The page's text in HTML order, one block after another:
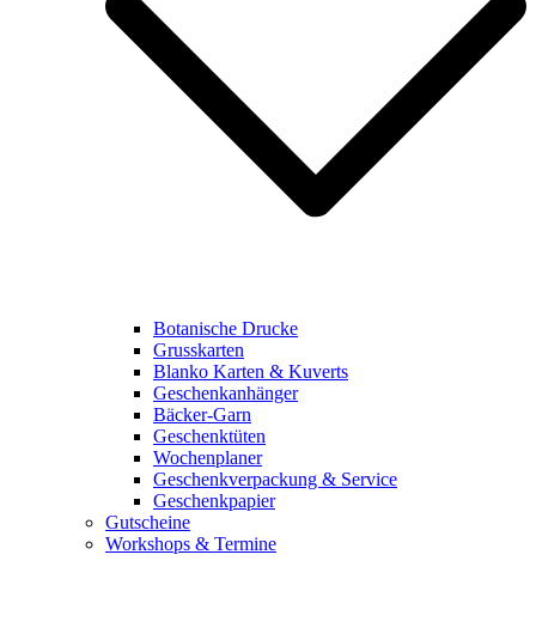
Botanische Drucke
Grusskarten
Blanko Karten & Kuverts
Geschenkanhänger
Bäcker-Garn
Geschenktüten
Wochenplaner
Geschenkverpackung & Service
Geschenkpapier
Gutscheine
Workshops & Termine